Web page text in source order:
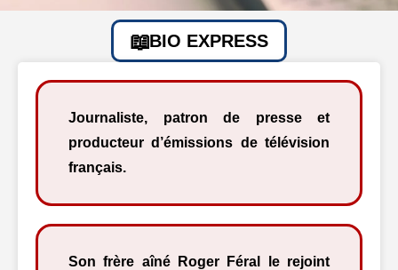
BIO EXPRESS
Journaliste, patron de presse et
producteur d’émissions de télévision
français.
Son frère aîné Roger Féral le rejoint